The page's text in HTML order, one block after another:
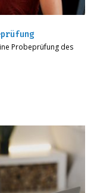
Probeprüfung des